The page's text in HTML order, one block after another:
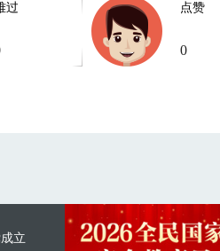
过 点赞
0
立